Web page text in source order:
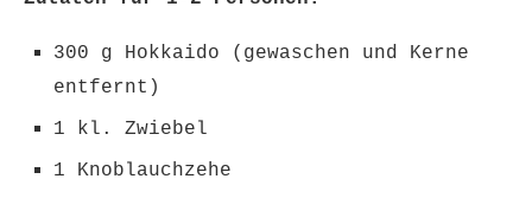
300 g Hokkaido (gewaschen und Kerne
entfernt)
1 kl. Zwiebel
1 Knoblauchzehe